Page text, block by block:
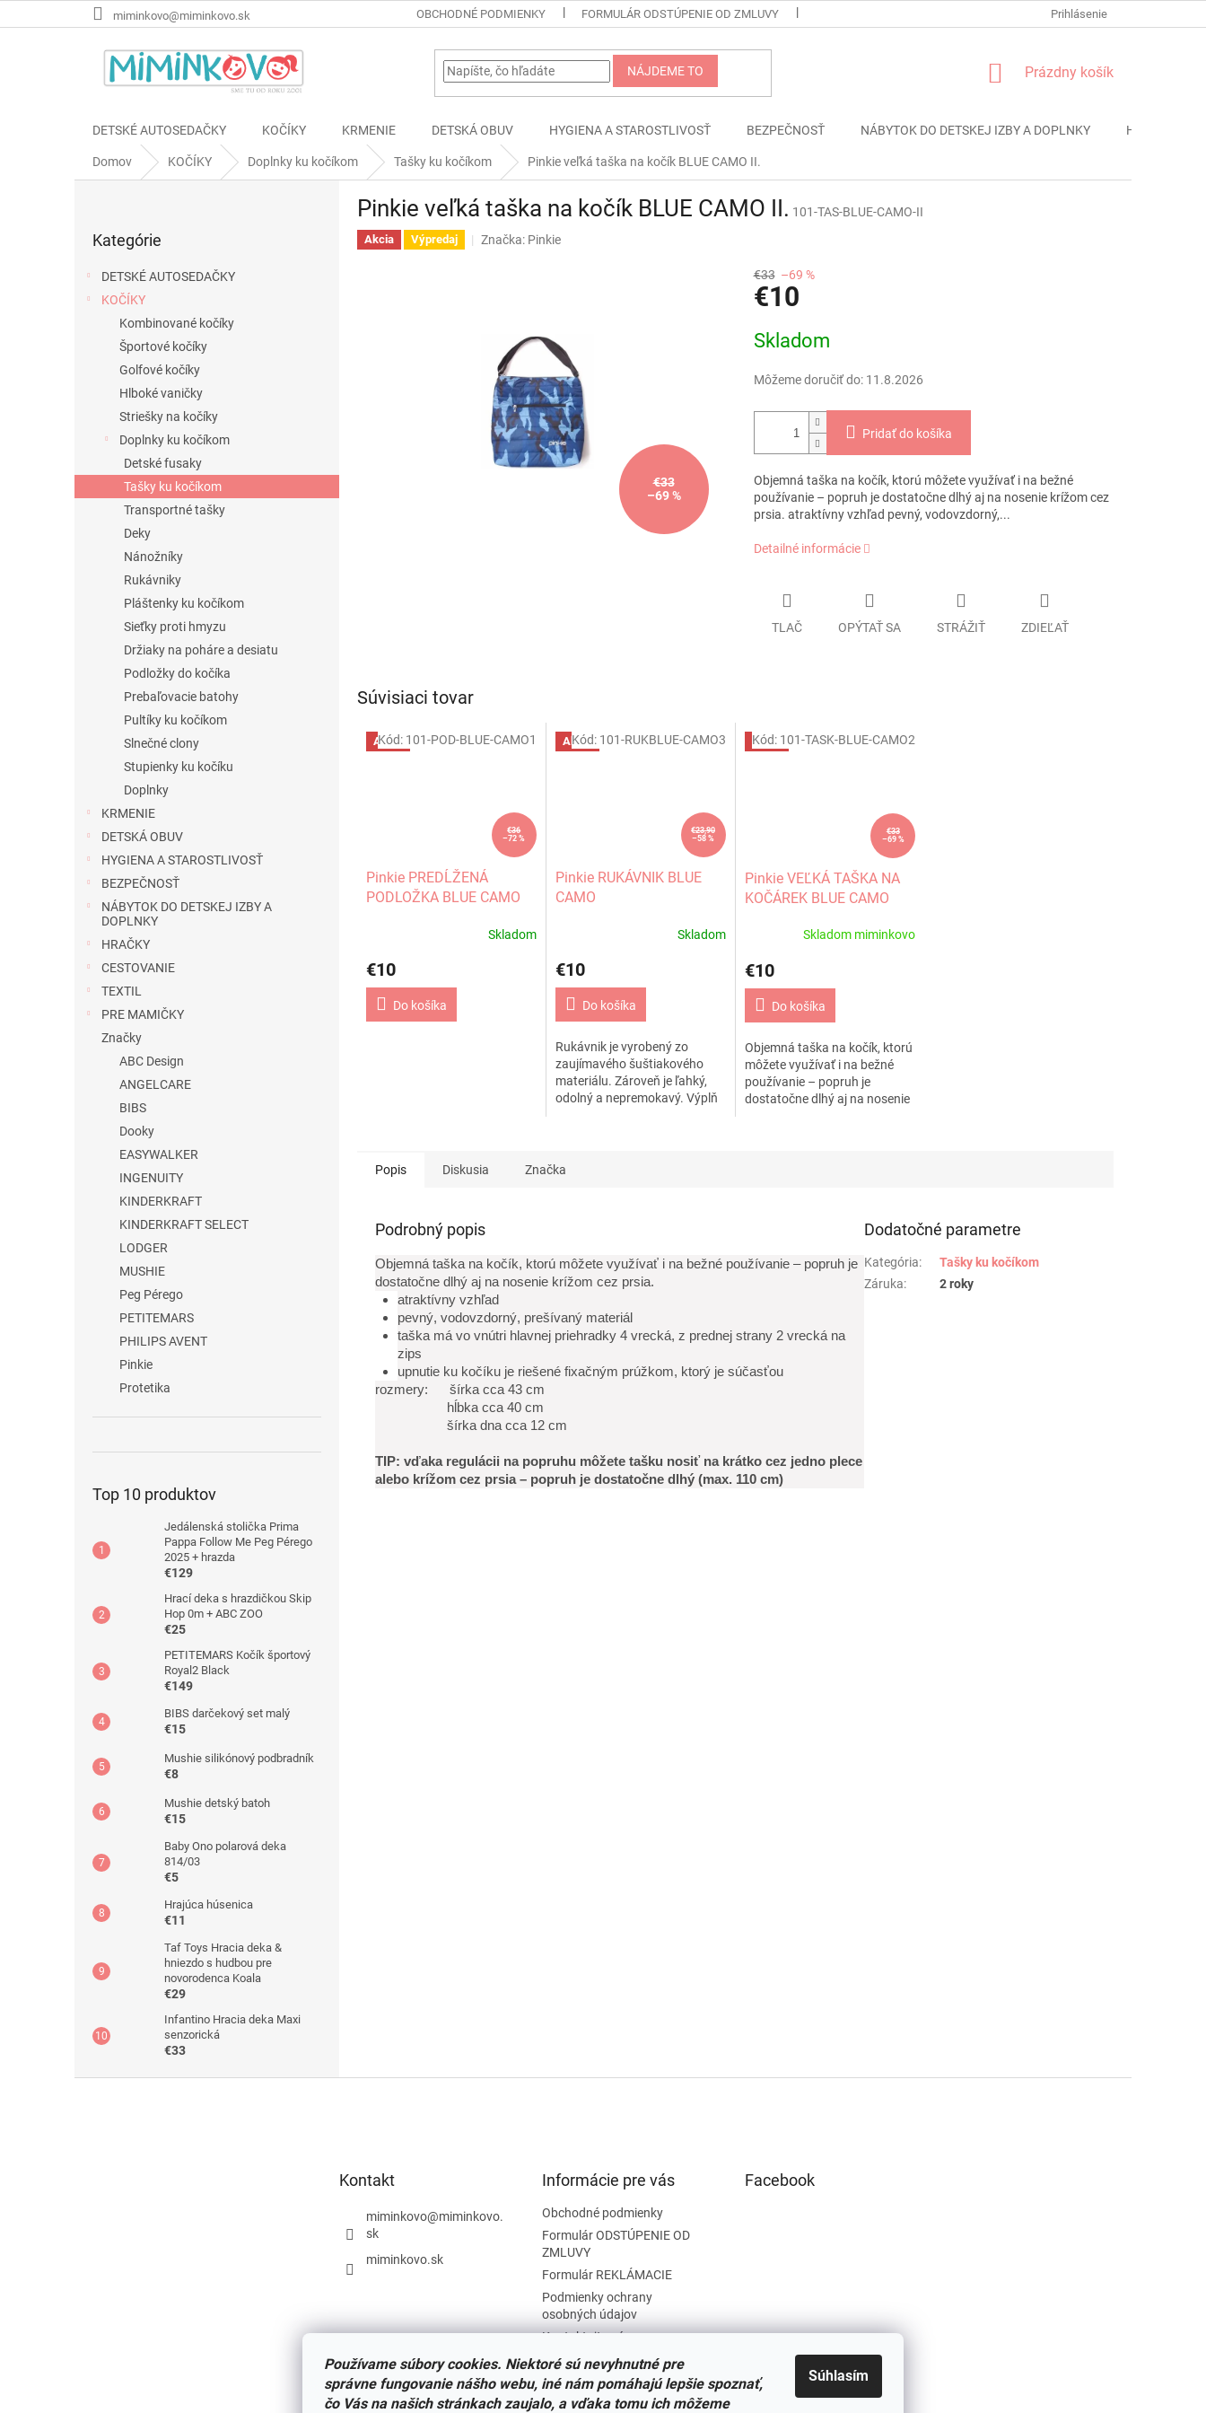
Používame súbory cookies. Niektoré sú nevyhnutné pre
správne fungovanie nášho webu, iné nám pomáhajú lepšie spoznať,
čo Vás na našich stránkach zaujalo, a vďaka tomu ich môžeme
Súhlasím
na
miminkovo@miminkovo.sk OBCHODNÉ PODMIENKY FORMULÁR ODSTÚPENIE OD ZMLUVY PODMIENKY OCHRANY OSOBNÝCH
Prihlásenie
NÁJDEME TO
NÁKUPNÝ
Prázdny košík
DETSKÉ AUTOSEDAČKY KOČÍKY KRMENIE DETSKÁ OBUV HYGIENA A STAROSTLIVOSŤ BEZPEČNOSŤ NÁBYTOK DO DETSKEJ IZBY A DOPLNKY HRAČKY
Domov KOČÍKY Doplnky ku kočíkom Tašky ku kočíkom Pinkie veľká taška na kočík BLUE CAMO II.
kategórie
Kategórie
DETSKÉ AUTOSEDAČKY
KOČÍKY
Kombinované kočíky
Športové kočíky
Golfové kočíky
Hlboké vaničky
Striešky na kočíky
Doplnky ku kočíkom
Detské fusaky
Tašky ku kočíkom
Transportné tašky
Deky
Nánožníky
Rukávniky
Pláštenky ku kočíkom
Sieťky proti hmyzu
Držiaky na poháre a desiatu
Podložky do kočíka
Prebaľovacie batohy
Pultíky ku kočíkom
Slnečné clony
Stupienky ku kočíku
Doplnky
KRMENIE
DETSKÁ OBUV
HYGIENA A STAROSTLIVOSŤ
BEZPEČNOSŤ
NÁBYTOK DO DETSKEJ IZBY A
DOPLNKY
HRAČKY
CESTOVANIE
TEXTIL
PRE MAMIČKY
Značky
ABC Design
ANGELCARE
BIBS
Dooky
EASYWALKER
INGENUITY
KINDERKRAFT
KINDERKRAFT SELECT
LODGER
MUSHIE
Peg Pérego
PETITEMARS
PHILIPS AVENT
Pinkie
Protetika
Top 10 produktov
Jedálenská stolička Prima
Pappa Follow Me Peg Pérego
2025 + hrazda
€129
Hrací deka s hrazdičkou Skip
Hop 0m + ABC ZOO
€25
PETITEMARS Kočík športový
Royal2 Black
€149
BIBS darčekový set malý
€15
Mushie silikónový podbradník
€8
Mushie detský batoh
€15
Baby Ono polarová deka
814/03
€5
Hrajúca húsenica
€11
Taf Toys Hracia deka &
hniezdo s hudbou pre
novorodenca Koala
€29
Infantino Hracia deka Maxi
senzorická
€33
Pinkie veľká taška na kočík BLUE CAMO II. 101-TAS-BLUE-CAMO-II
Akcia Výpredaj Značka: Pinkie
€33
–69 %
€33 –69 %
€10
cena:
Skladom
Môžeme doručiť do: 11.8.2026
Pridať do košíka
Objemná taška na kočík, ktorú môžete využívať i na bežné
používanie – popruh je dostatočne dlhý aj na nosenie krížom cez
prsia. atraktívny vzhľad pevný, vodovzdorný,...
Detailné informácie
TLAČ OPÝTAŤ SA STRÁŽIŤ ZDIEĽAŤ
Súvisiaci tovar
Akcia
€36
–72 %
Pinkie PREDĹŽENÁ
PODLOŽKA BLUE CAMO
Skladom
€10
Do košíka
Kód: 101-POD-BLUE-CAMO1 Akcia
€23,90
–58 %
Pinkie RUKÁVNIK BLUE
CAMO
Skladom
€10
Do košíka
Rukávnik je vyrobený zo
zaujímavého šuštiakového
materiálu. Zároveň je ľahký,
odolný a nepremokavý. Výplň
Kód: 101-RUKBLUE-CAMO3 Akcia
€33
–69 %
Pinkie VEĽKÁ TAŠKA NA
KOČÁREK BLUE CAMO
Skladom miminkovo
€10
Do košíka
Objemná taška na kočík, ktorú
môžete využívať i na bežné
používanie – popruh je
dostatočne dlhý aj na nosenie
Kód: 101-TASK-BLUE-CAMO2
Popis Diskusia Značka
Podrobný popis
Objemná taška na kočík, ktorú môžete využívať i na bežné používanie – popruh je
dostatočne dlhý aj na nosenie krížom cez prsia.
atraktívny vzhľad
pevný, vodovzdorný, prešívaný materiál
taška má vo vnútri hlavnej priehradky 4 vrecká, z prednej strany 2 vrecká na
zips
upnutie ku kočíku je riešené fixačným prúžkom, ktorý je súčasťou
rozmery: šírka cca 43 cm
hĺbka cca 40 cm
šírka dna cca 12 cm
TIP: vďaka regulácii na popruhu môžete tašku nosiť na krátko cez jedno plece
alebo krížom cez prsia – popruh je dostatočne dlhý (max. 110 cm)
Dodatočné parametre
Kategória:
Tašky ku kočíkom
Záruka: 2 roky
Kontakt
miminkovo@miminkovo.
sk
miminkovo.sk
Informácie pre vás
Obchodné podmienky
Formulár ODSTÚPENIE OD
ZMLUVY
Formulár REKLÁMACIE
Podmienky ochrany
osobných údajov
Kontaktujte nás
Tabuľka veľkostí
Nariadenie SOI o stiahnutí
výrobkov
Facebook